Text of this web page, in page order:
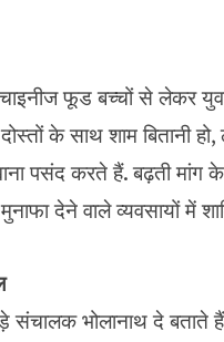
फूड बच्चों से लेकर
के साथ शाम बितानी
पसंद करते हैं. बढ़ती मांग
देने वाले व्यवसायों में
भोलानाथ दे बताते हैं